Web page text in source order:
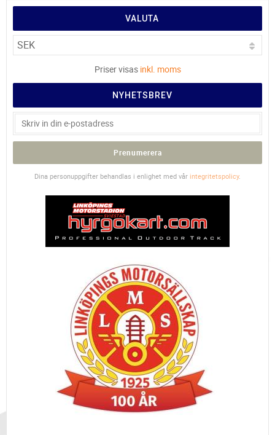
VALUTA
Priser visas inkl. moms
NYHETSBREV
Prenumerera
Dina personuppgifter behandlas i enlighet med vår integritetspolicy.